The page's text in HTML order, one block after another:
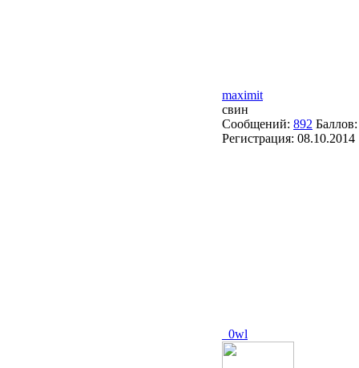
maximit
свин
Сообщений: 892
Регистрация: 08.10.2014
_0wl